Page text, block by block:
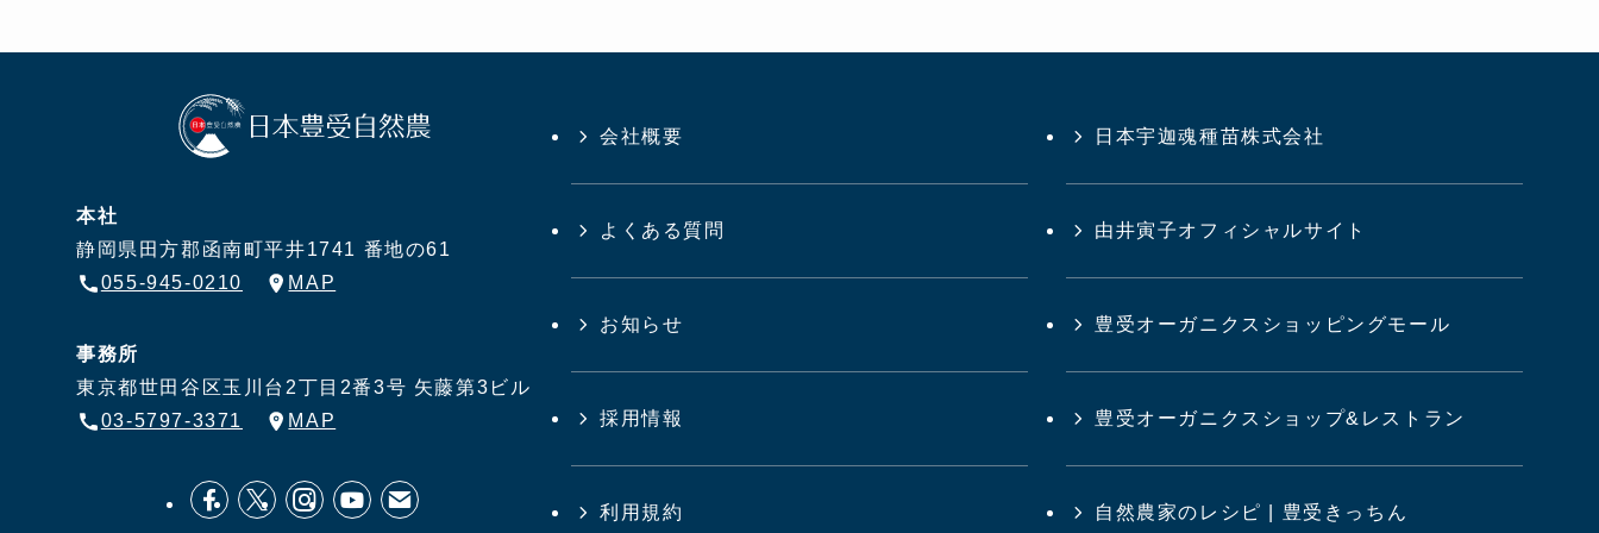
本社
静岡県田方郡函南町平井1741 番地の61
055-945-0210
MAP
事務所
東京都世田谷区玉川台2丁目2番3号 矢藤第3ビル
03-5797-3371
MAP
会社概要
よくある質問
お知らせ
採用情報
利用規約
日本宇迦魂種苗株式会社
由井寅子オフィシャルサイト
豊受オーガニクスショッピングモール
豊受オーガニクスショップ&レストラン
自然農家のレシピ | 豊受きっちん